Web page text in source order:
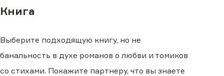
Книга
Выберите подходящую книгу, но не
банальность в духе романов о любви и томиков
со стихами. Покажите партнеру, что вы знаете